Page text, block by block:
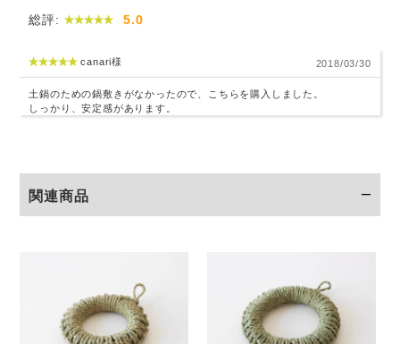
総評: 5.0
canari様 2018/03/30
土鍋のための鍋敷きがなかったので、こちらを購入しました。
しっかり、安定感があります。
関連商品